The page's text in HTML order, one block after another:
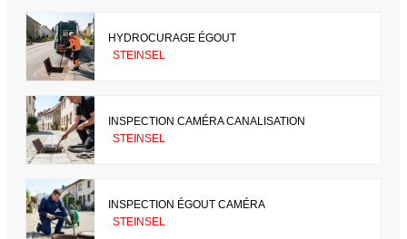
HYDROCURAGE ÉGOUT
STEINSEL
INSPECTION CAMÉRA CANALISATION
STEINSEL
INSPECTION ÉGOUT CAMÉRA
STEINSEL